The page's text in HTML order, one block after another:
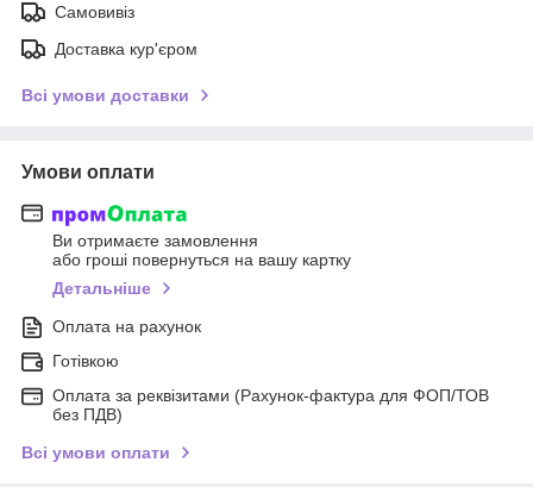
Самовивіз
Доставка кур'єром
Всі умови доставки
Умови оплати
Ви отримаєте замовлення
або гроші повернуться на вашу картку
Детальніше
Оплата на рахунок
Готівкою
Оплата за реквізитами (Рахунок-фактура для ФОП/ТОВ
без ПДВ)
Всі умови оплати